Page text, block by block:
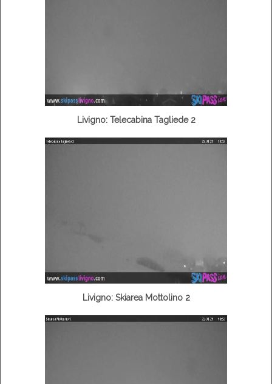
Livigno: Telecabina Tagliede 2
Livigno: Skiarea Mottolino 2